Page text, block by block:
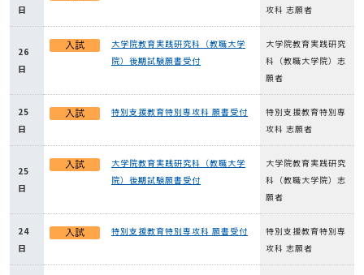
日
攻科 志願者
26
日
大学院教育実践研究科（教職大学
院）後期試験願書受付
大学院教育実践研究
科（教職大学院）志
願者
25
日
特別支援教育特別専攻科 願書受付
特別支援教育特別専
攻科 志願者
25
日
大学院教育実践研究科（教職大学
院）後期試験願書受付
大学院教育実践研究
科（教職大学院）志
願者
24
日
特別支援教育特別専攻科 願書受付
特別支援教育特別専
攻科 志願者